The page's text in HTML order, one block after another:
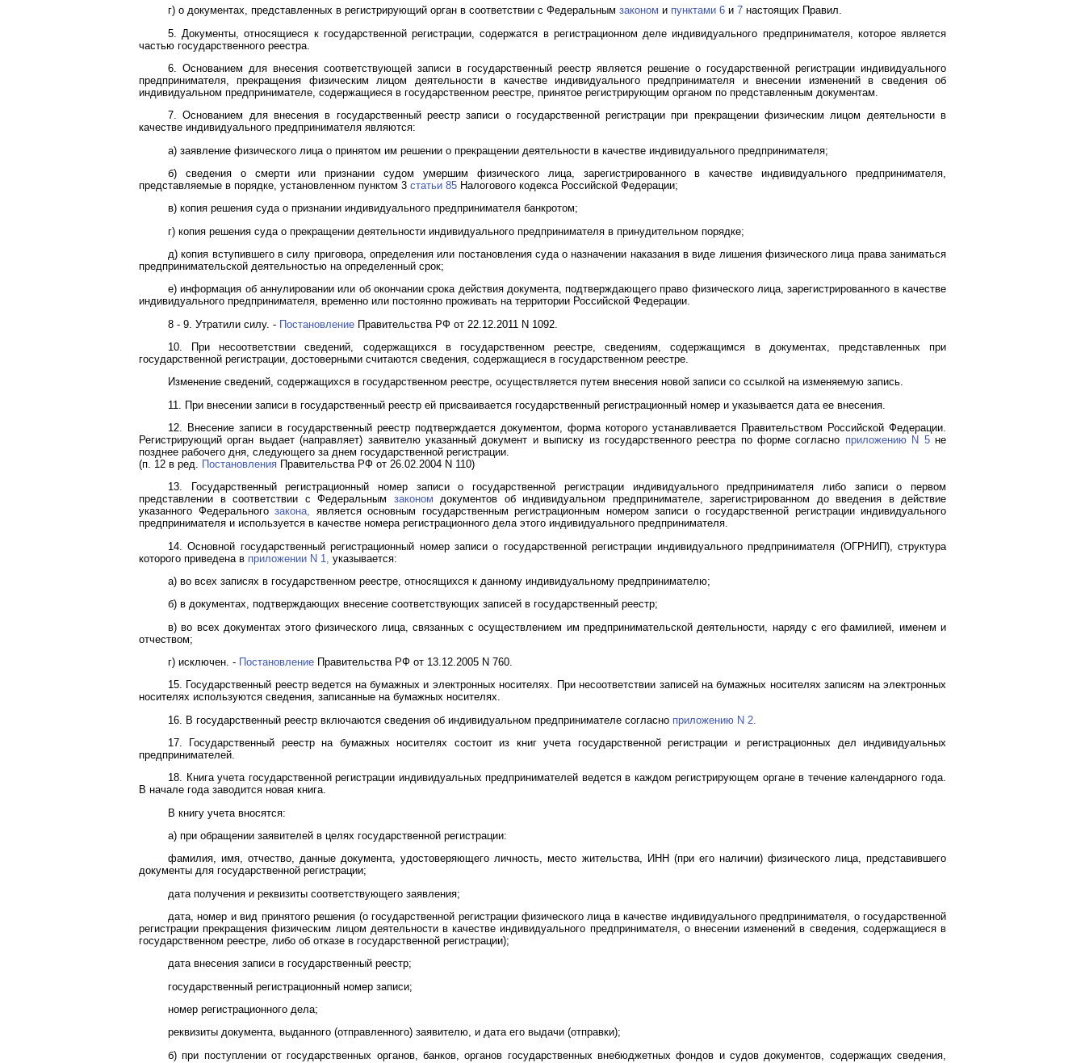
г) о документах, представленных в регистрирующий орган в соответствии с Федеральным законом и пунктами 6 и 7 настоящих Правил.
5. Документы, относящиеся к государственной регистрации, содержатся в регистрационном деле индивидуального предпринимателя, которое является
частью государственного реестра.
6. Основанием для внесения соответствующей записи в государственный реестр является решение о государственной регистрации индивидуального
предпринимателя, прекращения физическим лицом деятельности в качестве индивидуального предпринимателя и внесении изменений в сведения об
индивидуальном предпринимателе, содержащиеся в государственном реестре, принятое регистрирующим органом по представленным документам.
7. Основанием для внесения в государственный реестр записи о государственной регистрации при прекращении физическим лицом деятельности в
качестве индивидуального предпринимателя являются:
а) заявление физического лица о принятом им решении о прекращении деятельности в качестве индивидуального предпринимателя;
б) сведения о смерти или признании судом умершим физического лица, зарегистрированного в качестве индивидуального предпринимателя,
представляемые в порядке, установленном пунктом 3 статьи 85 Налогового кодекса Российской Федерации;
в) копия решения суда о признании индивидуального предпринимателя банкротом;
г) копия решения суда о прекращении деятельности индивидуального предпринимателя в принудительном порядке;
д) копия вступившего в силу приговора, определения или постановления суда о назначении наказания в виде лишения физического лица права заниматься
предпринимательской деятельностью на определенный срок;
е) информация об аннулировании или об окончании срока действия документа, подтверждающего право физического лица, зарегистрированного в качестве
индивидуального предпринимателя, временно или постоянно проживать на территории Российской Федерации.
8 - 9. Утратили силу. - Постановление Правительства РФ от 22.12.2011 N 1092.
10. При несоответствии сведений, содержащихся в государственном реестре, сведениям, содержащимся в документах, представленных при
государственной регистрации, достоверными считаются сведения, содержащиеся в государственном реестре.
Изменение сведений, содержащихся в государственном реестре, осуществляется путем внесения новой записи со ссылкой на изменяемую запись.
11. При внесении записи в государственный реестр ей присваивается государственный регистрационный номер и указывается дата ее внесения.
12. Внесение записи в государственный реестр подтверждается документом, форма которого устанавливается Правительством Российской Федерации.
Регистрирующий орган выдает (направляет) заявителю указанный документ и выписку из государственного реестра по форме согласно приложению N 5не
позднее рабочего дня, следующего за днем государственной регистрации.
(п. 12 в ред. Постановления Правительства РФ от 26.02.2004 N 110)
13. Государственный регистрационный номер записи о государственной регистрации индивидуального предпринимателя либо записи о первом
представлении в соответствии с Федеральным законом документов об индивидуальном предпринимателе, зарегистрированном до введения в действие
указанного Федерального закона, является основным государственным регистрационным номером записи о государственной регистрации индивидуального
предпринимателя и используется в качестве номера регистрационного дела этого индивидуального предпринимателя.
14. Основной государственный регистрационный номер записи о государственной регистрации индивидуального предпринимателя (ОГРНИП), структура
которого приведена в приложении N 1,
указывается:
а) во всех записях в государственном реестре, относящихся к данному индивидуальному предпринимателю;
б) в документах, подтверждающих внесение соответствующих записей в государственный реестр;
в) во всех документах этого физического лица, связанных с осуществлением им предпринимательской деятельности, наряду с его фамилией, именем и
отчеством;
г) исключен. - Постановление Правительства РФ от 13.12.2005 N 760.
15. Государственный реестр ведется на бумажных и электронных носителях. При несоответствии записей на бумажных носителях записям на электронных
носителях используются сведения, записанные на бумажных носителях.
16. В государственный реестр включаются сведения об индивидуальном предпринимателе согласно приложению N 2.
17. Государственный реестр на бумажных носителях состоит из книг учета государственной регистрации и регистрационных дел индивидуальных
предпринимателей.
18. Книга учета государственной регистрации индивидуальных предпринимателей ведется в каждом регистрирующем органе в течение календарного года.
В начале года заводится новая книга.
В книгу учета вносятся:
а) при обращении заявителей в целях государственной регистрации:
фамилия, имя, отчество, данные документа, удостоверяющего личность, место жительства, ИНН (при его наличии) физического лица, представившего
документы для государственной регистрации;
дата получения и реквизиты соответствующего заявления;
дата, номер и вид принятого решения (о государственной регистрации физического лица в качестве индивидуального предпринимателя, о государственной
регистрации прекращения физическим лицом деятельности в качестве индивидуального предпринимателя, о внесении изменений в сведения, содержащиеся в
государственном реестре, либо об отказе в государственной регистрации);
дата внесения записи в государственный реестр;
государственный регистрационный номер записи;
номер регистрационного дела;
реквизиты документа, выданного (отправленного) заявителю, и дата его выдачи (отправки);
б) при поступлении от государственных органов, банков, органов государственных внебюджетных фондов и судов документов, содержащих сведения,